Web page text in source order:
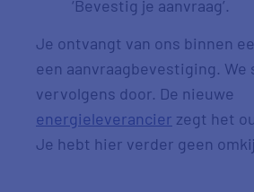
‘Bevestig je aanvraag’.
Je ontvangt van ons binnen
een aanvraagbevestiging. We
vervolgens door. De nieuwe
energieleverancier zegt het
Je hebt hier verder geen